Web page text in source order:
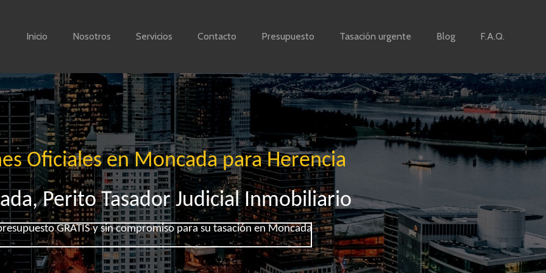
Inicio Nosotros Servicios Contacto Presupuesto Tasación urgente Blog F.A.Q.
Oficiales en Moncada para Herencia
Perito Tasador Judicial Inmobiliario
GRATIS y sin compromiso para su tasación en Moncada